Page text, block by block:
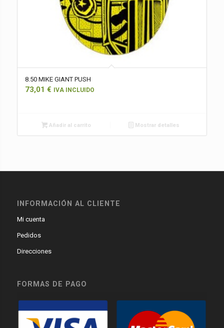
8.50 MIKE GIANT PUSH
73,01 € IVA INCLUIDO
Añadir al carrito Mostrar detalles
INFORMACIÓN AL CLIENTE
Mi cuenta
Pedidos
Direcciones
FORMAS DE PAGO